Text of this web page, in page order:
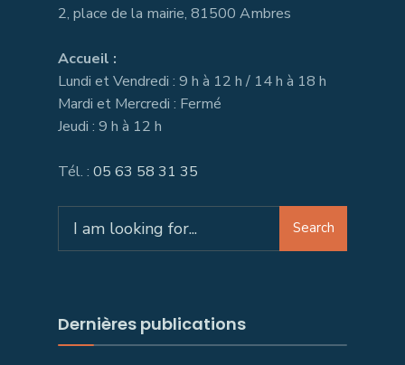
2, place de la mairie, 81500 Ambres
Accueil :
Lundi et Vendredi : 9 h à 12 h / 14 h à 18 h
Mardi et Mercredi : Fermé
Jeudi : 9 h à 12 h
Tél. : 05 63 58 31 35
for:
Search
Dernières publications